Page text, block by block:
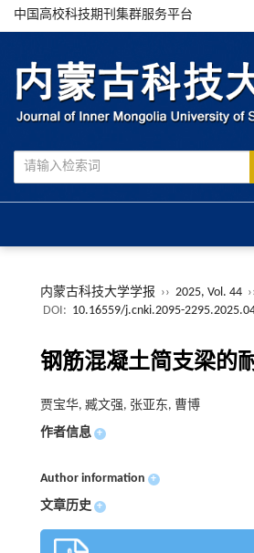
中国高校科技期刊集群服务平台
内蒙古科技大学学报 ›› 2025, Vol. 44
DOI: 10.16559/j.cnki.2095-
钢筋混凝土简支梁的
贾宝华, 臧文强, 张亚东, 曹博
作者信息 +
Author information +
文章历史 +